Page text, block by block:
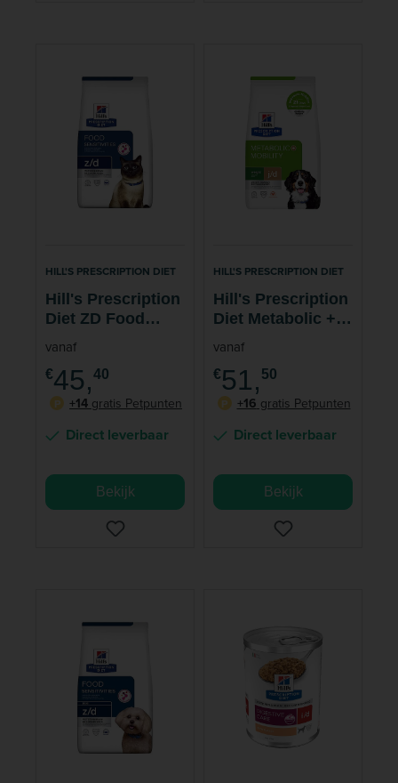
HILL'S PRESCRIPTION DIET
Hill's Prescription
Diet ZD Food
Sensitivities
vanaf
€45,40
P
+14 gratis Petpunten
Direct leverbaar
Bekijk
HILL'S PRESCRIPTION DIET
Hill's Prescription
Diet Metabolic +
Mobility
vanaf
€51, 50
P
+16 gratis Petpunten
Direct leverbaar
Bekijk